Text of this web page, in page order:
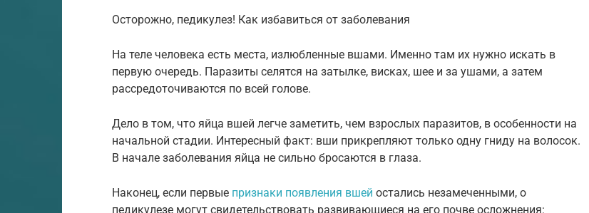
Осторожно, педикулез! Как избавиться от заболевания
На теле человека есть места, излюбленные вшами. Именно там их нужно искать в
первую очередь. Паразиты селятся на затылке, висках, шее и за ушами, а затем
рассредоточиваются по всей голове.
Дело в том, что яйца вшей легче заметить, чем взрослых паразитов, в особенности на
начальной стадии. Интересный факт: вши прикрепляют только одну гниду на волосок.
В начале заболевания яйца не сильно бросаются в глаза.
Наконец, если первые признаки появления вшей остались незамеченными, о
педикулезе могут свидетельствовать развивающиеся на его почве осложнения: